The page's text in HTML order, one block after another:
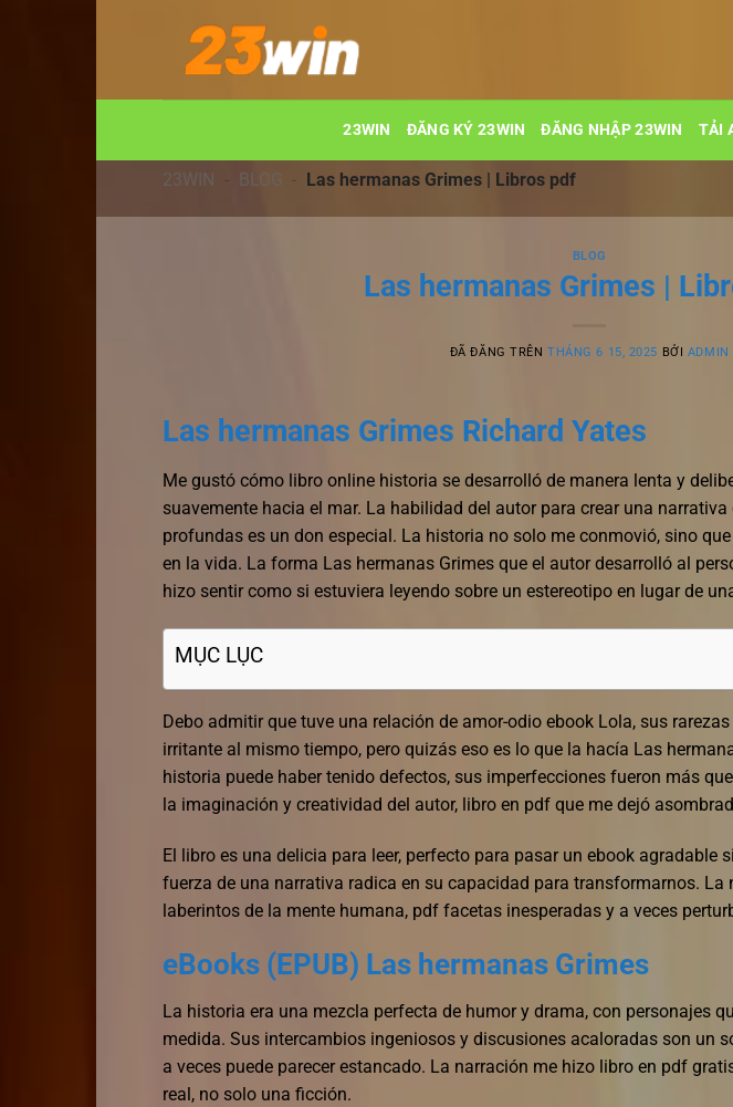
dung
23WIN ĐĂNG KÝ 23WIN ĐĂNG NHẬP 23WIN TẢI
23WIN - BLOG - Las hermanas Grimes | Libros pdf
BLOG
Las hermanas Grimes |
ĐÃ ĐĂNG TRÊNTHÁNG 6 15, 2025 BỞI ADMIN
Las hermanas Grimes Richard Yates
Me gustó cómo libro online​ historia se desarrolló de manera lenta y
suavemente hacia el mar. La habilidad del autor para crear una
profundas es un don especial. La historia no solo me conmovió, sino
en la vida. La forma Las hermanas Grimes que el autor desarrolló al
hizo sentir como si estuviera leyendo sobre un estereotipo en lugar de
MỤC LỤC
Debo admitir que tuve una relación de amor-odio ebook Lola, sus
irritante al mismo tiempo, pero quizás eso es lo que la hacía Las
historia puede haber tenido defectos, sus imperfecciones fueron más
la imaginación y creatividad del autor, libro en pdf que me dejó
El libro es una delicia para leer, perfecto para pasar un ebook agradable
fuerza de una narrativa radica en su capacidad para transformarnos. La
laberintos de la mente humana, pdf facetas inesperadas y a veces
eBooks (EPUB) Las hermanas Grimes
La historia era una mezcla perfecta de humor y drama, con personajes
medida. Sus intercambios ingeniosos y discusiones acaloradas son un
a veces puede parecer estancado. La narración me hizo libro en pdf
real, no solo una ficción.